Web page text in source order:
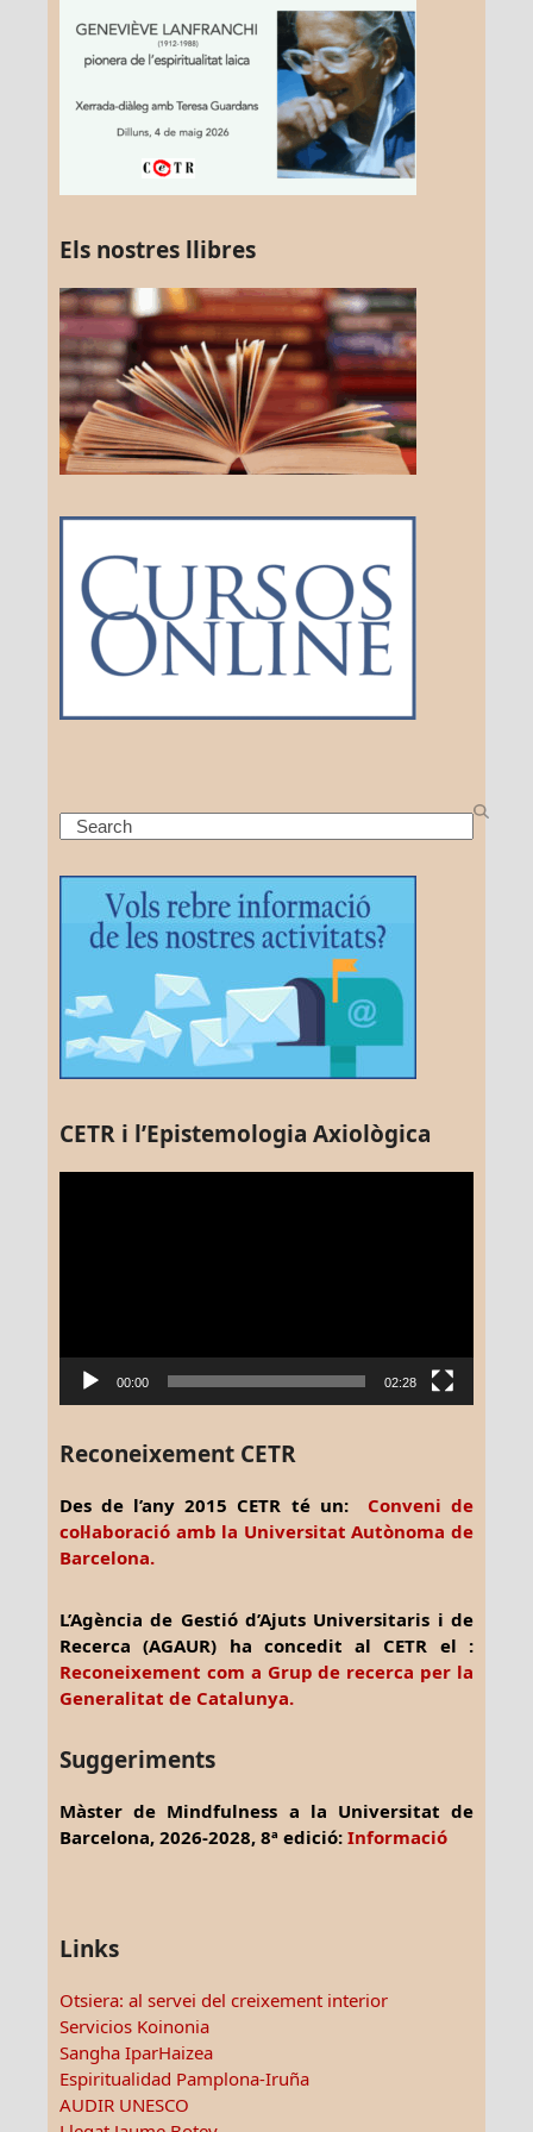
Els nostres llibres
Search
CETR i l’Epistemologia Axiològica
00:00 02:28
Reconeixement CETR
Des de l’any 2015 CETR té un: Conveni de
col·laboració amb la Universitat Autònoma de
Barcelona.
L’Agència de Gestió d’Ajuts Universitaris i de
Recerca (AGAUR) ha concedit al CETR el :
Reconeixement com a Grup de recerca per la
Generalitat de Catalunya.
Suggeriments
Màster de Mindfulness a la Universitat de
Barcelona, 2026-2028, 8ª edició: Informació
Links
Otsiera: al servei del creixement interior
Servicios Koinonia
Sangha IparHaizea
Espiritualidad Pamplona-Iruña
AUDIR UNESCO